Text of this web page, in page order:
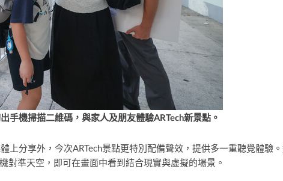
手機掃描二維碼，與家人及朋友體驗ARTech新景點。
上分享外，今次ARTech景點更特別配備聲效，提供多一重聽覺體驗
對準天空，即可在畫面中看到結合現實與虛擬的場景。